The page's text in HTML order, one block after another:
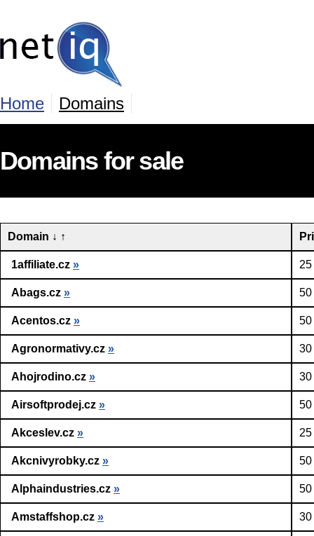
Home Domains
Domains for sale
Domain ↓ ↑
1affiliate.cz »
Abags.cz » 50
Acentos.cz » 50
Agronormativy.cz » 30
Ahojrodino.cz » 30
Airsoftprodej.cz » 50
Akceslev.cz »
Akcnivyrobky.cz » 50
Alphaindustries.cz » 50
Amstaffshop.cz » 30